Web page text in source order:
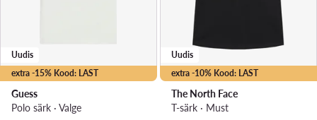
extra -15% Kood: LAST
Uudis
Guess
Polo särk · Valge
extra -10% Kood: LAST
Uudis
The North Face
T-särk · Must